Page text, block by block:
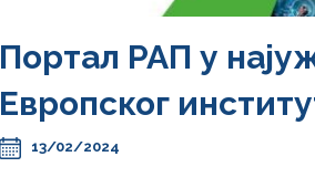
Портал РАП у
Европског
13/02/2024